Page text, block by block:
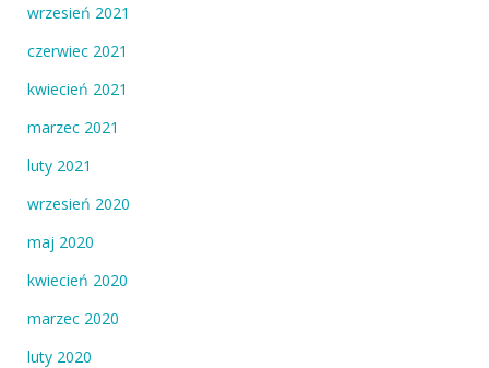
wrzesień 2021
czerwiec 2021
kwiecień 2021
marzec 2021
luty 2021
wrzesień 2020
maj 2020
kwiecień 2020
marzec 2020
luty 2020